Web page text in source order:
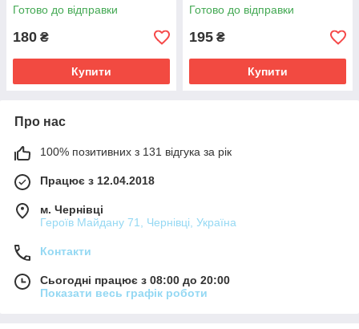
Готово до відправки
180 ₴
Купити
Готово до відправки
195 ₴
Купити
Про нас
100% позитивних з 131 відгука за рік
Працює з 12.04.2018
м. Чернівці
Героїв Майдану 71, Чернівці, Україна
Контакти
Сьогодні працює з 08:00 до 20:00
Показати весь графік роботи